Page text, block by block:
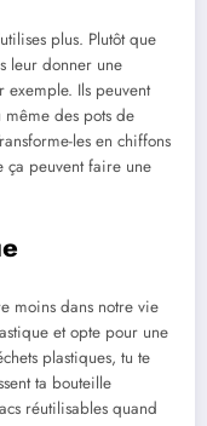
plus. Plutôt que
leur donner une
exemple. Ils peuvent
des pots de
les en chiffons
ça peuvent faire une
moins dans notre vie
et opte pour une
plastiques, tu te
ta bouteille
réutilisables quand